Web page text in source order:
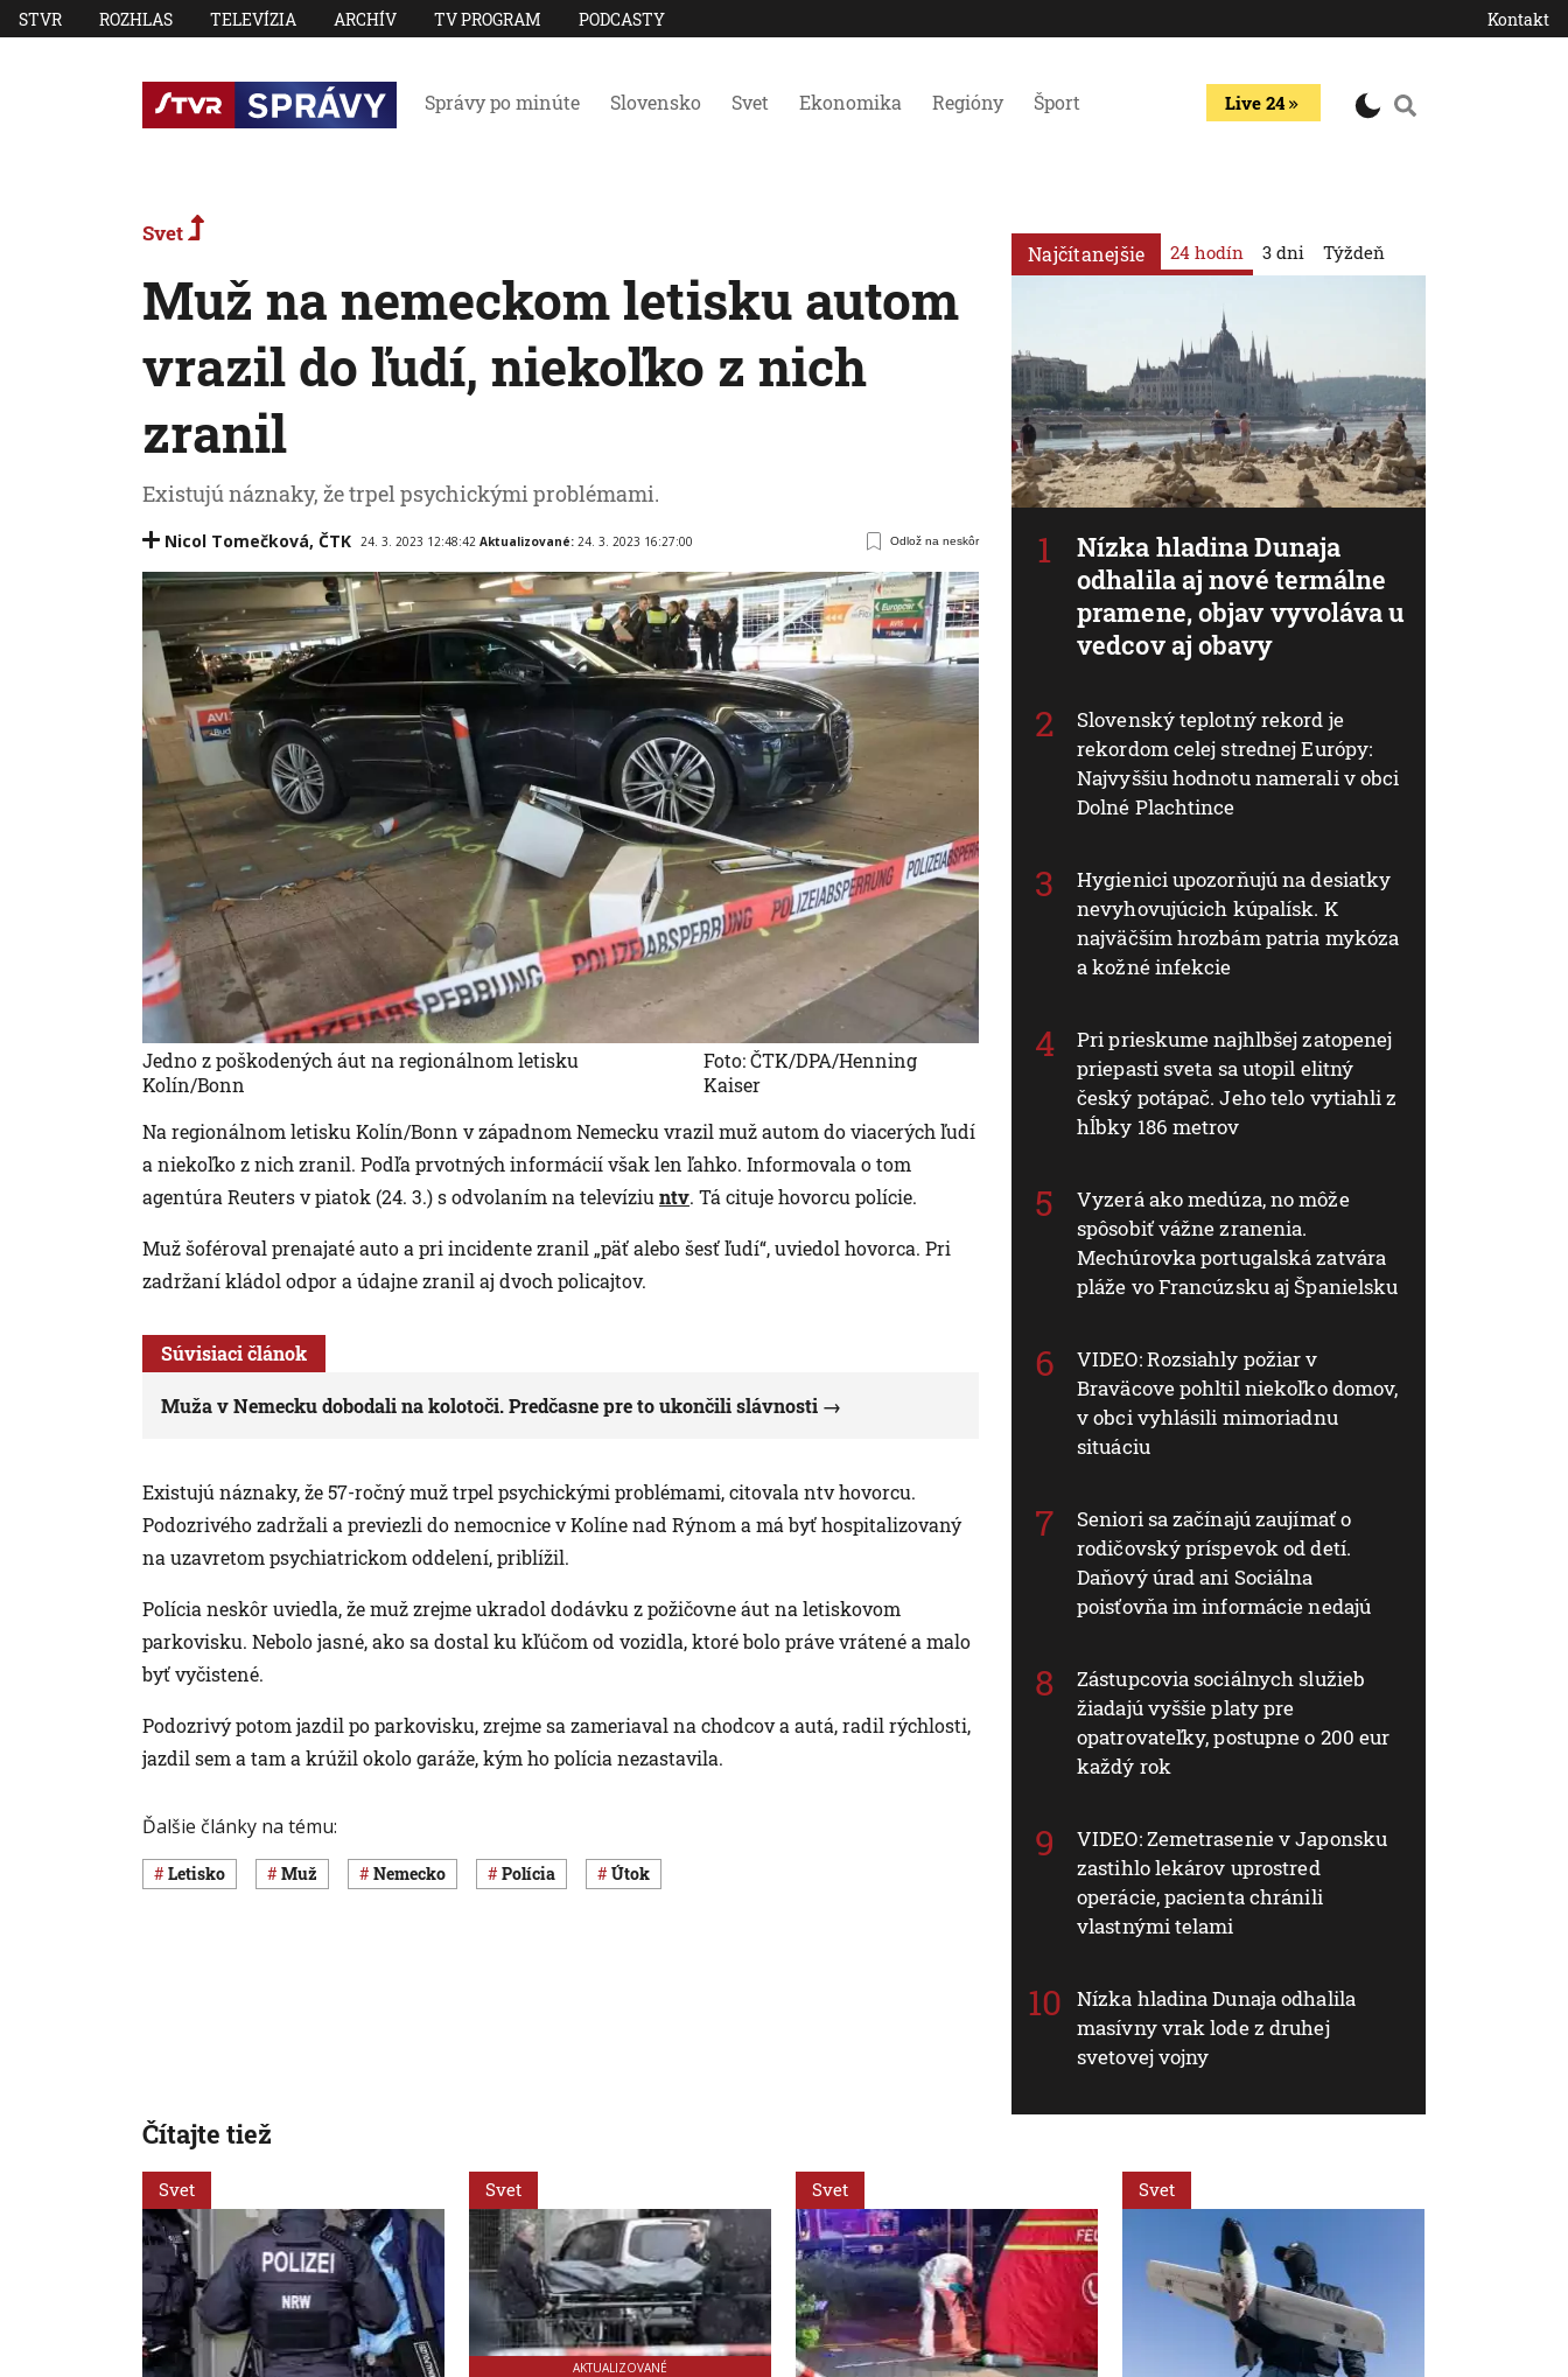
STVR ROZHLAS TELEVÍZIA ARCHÍV TV PROGRAM PODCASTY Kontakt
Správy po minúte Slovensko Svet Ekonomika Regióny Šport Live 24
Svet
Muž na nemeckom letisku autom
vrazil do ľudí, niekoľko z nich
zranil
Existujú náznaky, že trpel psychickými problémami.
Nicol Tomečková, ČTK 24. 3. 2023 12:48:42 Aktualizované: 24. 3. 2023 16:27:00 Odlož na neskôr
Jedno z poškodených áut na regionálnom letisku
Kolín/Bonn
Foto: ČTK/DPA/Henning
Kaiser
Na regionálnom letisku Kolín/Bonn v západnom Nemecku vrazil muž autom do viacerých ľudí
a niekoľko z nich zranil. Podľa prvotných informácií však len ľahko. Informovala o tom
agentúra Reuters v piatok (24. 3.) s odvolaním na televíziu ntv. Tá cituje hovorcu polície.
Muž šoféroval prenajaté auto a pri incidente zranil „päť alebo šesť ľudí“, uviedol hovorca. Pri
zadržaní kládol odpor a údajne zranil aj dvoch policajtov.
Súvisiaci článok
Muža v Nemecku dobodali na kolotoči. Predčasne pre to ukončili slávnosti
Existujú náznaky, že 57-ročný muž trpel psychickými problémami, citovala ntv hovorcu.
Podozrivého zadržali a previezli do nemocnice v Kolíne nad Rýnom a má byť hospitalizovaný
na uzavretom psychiatrickom oddelení, priblížil.
Polícia neskôr uviedla, že muž zrejme ukradol dodávku z požičovne áut na letiskovom
parkovisku. Nebolo jasné, ako sa dostal ku kľúčom od vozidla, ktoré bolo práve vrátené a malo
byť vyčistené.
Podozrivý potom jazdil po parkovisku, zrejme sa zameriaval na chodcov a autá, radil rýchlosti,
jazdil sem a tam a krúžil okolo garáže, kým ho polícia nezastavila.
Ďalšie články na tému:
letisko muž Nemecko polícia útok
Najčítanejšie 24 hodín
Nízka hladina Dunaja
odhalila aj nové termálne
pramene, objav vyvoláva u
vedcov aj obavy
Slovenský teplotný rekord je
rekordom celej strednej Európy:
Najvyššiu hodnotu namerali v obci
Dolné Plachtince
Hygienici upozorňujú na desiatky
nevyhovujúcich kúpalísk. K
najväčším hrozbám patria mykóza
a kožné infekcie
Pri prieskume najhlbšej zatopenej
priepasti sveta sa utopil elitný
český potápač. Jeho telo vytiahli z
hĺbky 186 metrov
Vyzerá ako medúza, no môže
spôsobiť vážne zranenia.
Mechúrovka portugalská zatvára
pláže vo Francúzsku aj Španielsku
VIDEO: Rozsiahly požiar v
Braväcove pohltil niekoľko domov,
v obci vyhlásili mimoriadnu
situáciu
Seniori sa začínajú zaujímať o
rodičovský príspevok od detí.
Daňový úrad ani Sociálna
poisťovňa im informácie nedajú
Zástupcovia sociálnych služieb
žiadajú vyššie platy pre
opatrovateľky, postupne o 200 eur
každý rok
VIDEO: Zemetrasenie v Japonsku
zastihlo lekárov uprostred
operácie, pacienta chránili
vlastnými telami
Nízka hladina Dunaja odhalila
masívny vrak lode z druhej
svetovej vojny
3 dni Týždeň
Čítajte tiež
Svet Svet
AKTUALIZOVANÉ
Svet Svet